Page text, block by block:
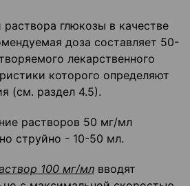
глюкозы в качестве
доза составляет 50-
лекарственного
которого определяют
(см. раздел 4.5).
растворов 50 мг/мл
струйно - 10-50 мл.
100 мг/мл вводят